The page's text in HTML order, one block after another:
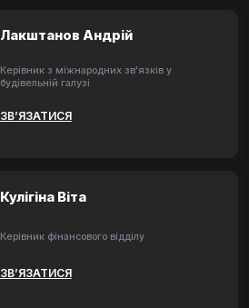
Лакштанов Андрій
Керівник з міжнародних зв'язків у
будівельній галузі
ЗВ’ЯЗАТИСЯ
Кулігіна Віта
Керівник фінансового відділу
ЗВ’ЯЗАТИСЯ